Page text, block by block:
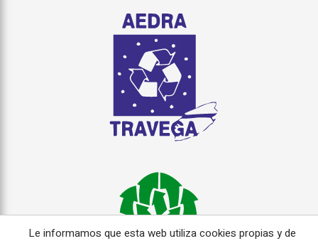
Le informamos que esta web utiliza cookies propias y de